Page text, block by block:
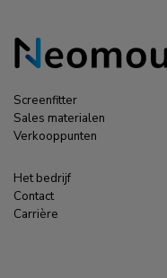
Screenfitter
Sales materialen
Verkooppunten
Het bedrijf
Contact
Carrière